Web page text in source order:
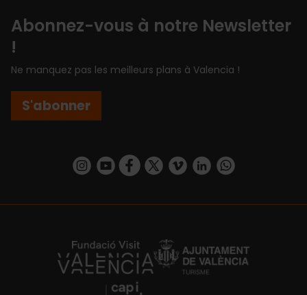
Abonnez-vous à notre Newsletter
!
Ne manquez pas les meilleurs plans à Valencia !
S'abonner
https://www.instagram.com/visit_valencia/
https://www.youtube.com/user/
https://www.facebook.com/
https://twitter.com/
https://vimeo.com/
https://www.linkedin.com/company/turismo-valencia/https://api.whatsapp.com/send/
https://fundacion.visitvalencia.com/